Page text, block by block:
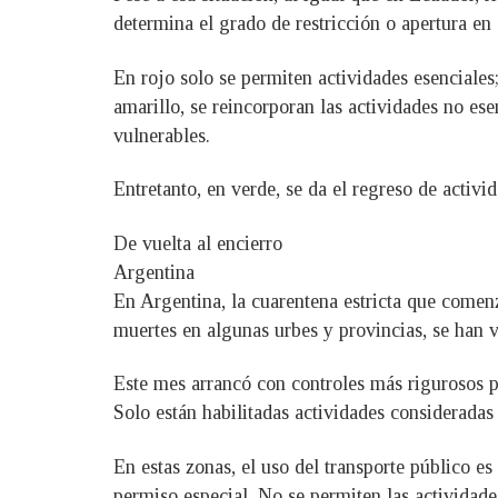
determina el grado de restricción o apertura
En rojo solo se permiten actividades
amarillo, se reincorporan las actividades no
vulnerables.
Entretanto, en verde, se da el regreso de
De vuelta al encierro
Argentina
En Argentina, la cuarentena estricta que
muertes en algunas urbes y provincias, se
Este mes arrancó con controles más
Solo están habilitadas actividades consideradas
En estas zonas, el uso del transporte público